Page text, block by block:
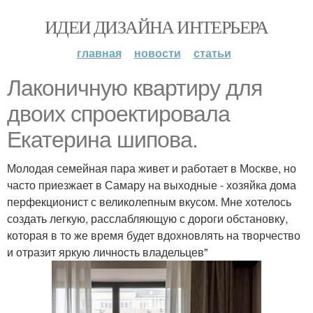
ИДЕИ ДИЗАЙНА ИНТЕРЬЕРА
главная новости статьи
Лаконичную квартиру для
двоих спроектировала
Екатерина шипова.
Молодая семейная пара живет и работает в Москве, но
часто приезжает в Самару на выходные - хозяйка дома
перфекционист с великолепным вкусом. Мне хотелось
создать легкую, расслабляющую с дороги обстановку,
которая в то же время будет вдохновлять на творчество
и отразит яркую личность владельцев"